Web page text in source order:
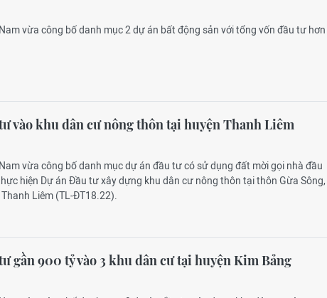
vừa công bố danh mục 2 dự án bất động sản với tổng vốn đầu tư hơn
vào khu dân cư nông thôn tại huyện Thanh Liêm
vừa công bố danh mục dự án đầu tư có sử dụng đất mời gọi nhà đầu
hiện Dự án Đầu tư xây dựng khu dân cư nông thôn tại thôn Gừa Sông,
Liêm (TL-ĐT18.22).
gần 900 tỷ vào 3 khu dân cư tại huyện Kim Bảng